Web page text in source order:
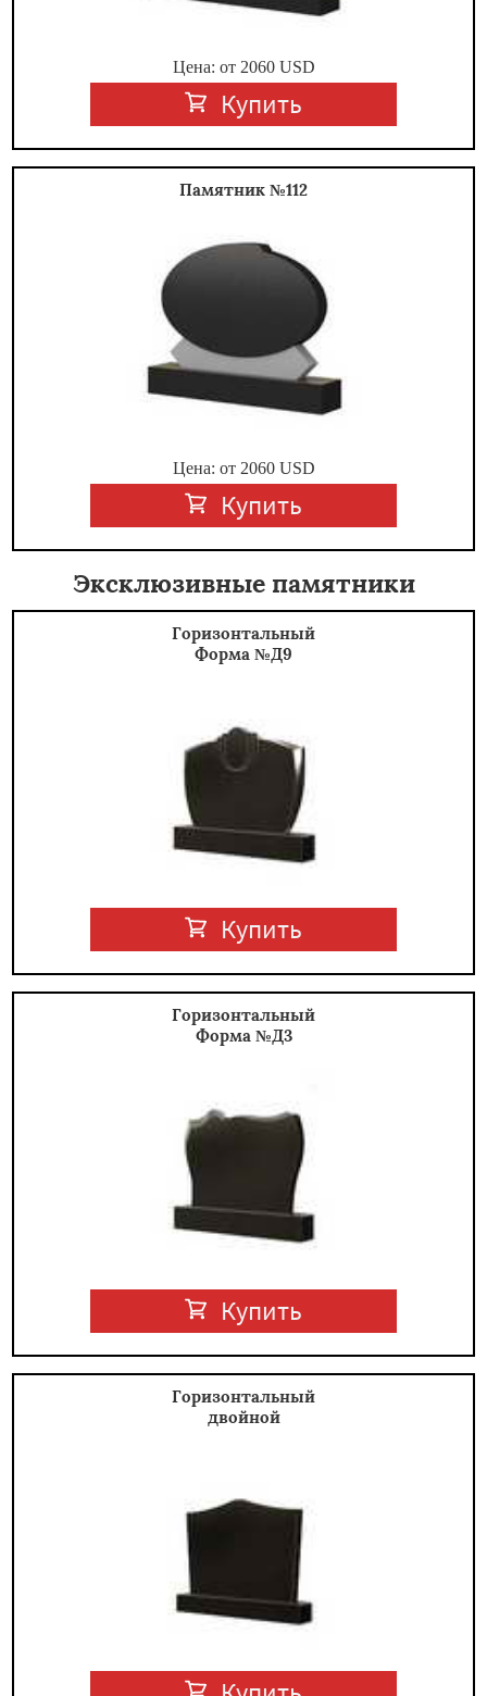
Цена: от 2060USD
Купить
Памятник №112
Цена: от 2060USD
Купить
Эксклюзивные памятники
Горизонтальный
Форма №Д9
Купить
Горизонтальный
Форма №Д3
Купить
Горизонтальный
двойной